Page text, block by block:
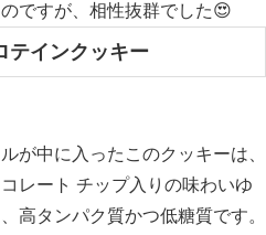
ですが、相性抜群でした😍
テインクッキー
が中に入ったこのクッキーは、
レート チップ入りの味わいゆ
高タンパク質かつ低糖質です。